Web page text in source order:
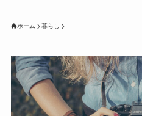
ホーム 暮らし